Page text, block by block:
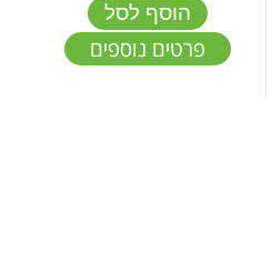
הוסף לסל
פרטים נוספים